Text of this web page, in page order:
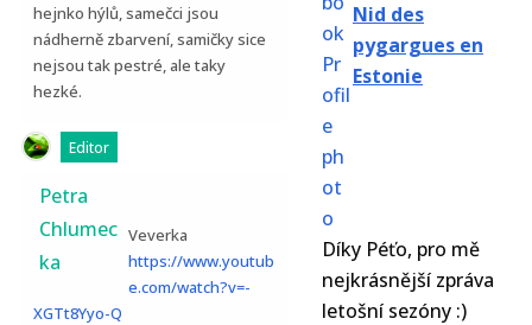
Nid des
pygargues en
Estonie
Díky Péťo, pro mě
nejkrásnější zpráva
letošní sezóny :)
hejnko hýlů, samečci jsou
nádherně zbarvení, samičky sice
nejsou tak pestré, ale taky
hezké.
Editor
Petra
Chlumec
ka
Veverka
https://www.youtub
e.com/watch?v=-
XGTt8Yyo-Q